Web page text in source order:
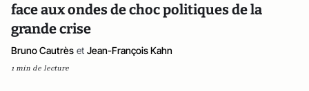
face aux ondes de choc politiques de la
grande crise
Bruno Cautrès et Jean-François Kahn
1 min de lecture